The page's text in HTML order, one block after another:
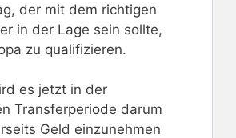
der mit dem richtigen
in der Lage sein sollte,
zu qualifizieren.
es jetzt in der
Transferperiode darum
Geld einzunehmen